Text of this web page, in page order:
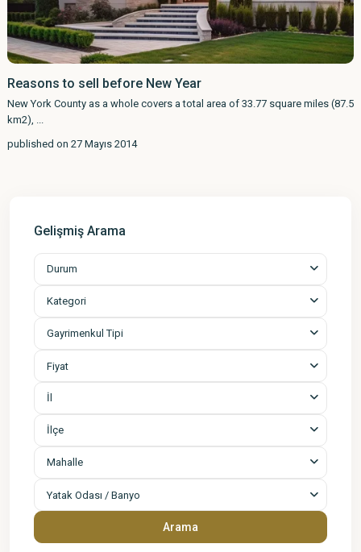
Reasons to sell before New Year
New York County as a whole covers a total area of 33.77 square miles (87.5
km2),
published on 27 Mayıs 2014
Gelişmiş Arama
Durum
Kategori
Gayrimenkul Tipi
Fiyat
İl
İlçe
Mahalle
Yatak Odası / Banyo
Arama